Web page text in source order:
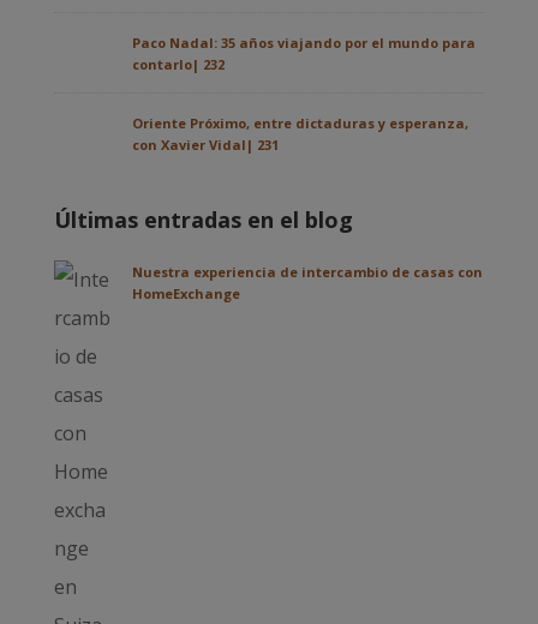
Paco Nadal: 35 años viajando por el mundo para
contarlo| 232
Oriente Próximo, entre dictaduras y esperanza,
con Xavier Vidal| 231
Últimas entradas en el blog
Nuestra experiencia de intercambio de casas con
HomeExchange